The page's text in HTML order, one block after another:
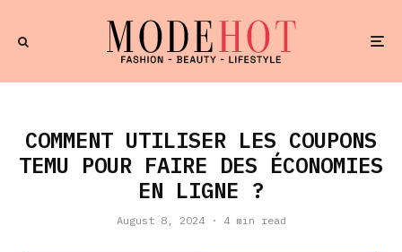
COMMENT UTILISER LES COUPONS
TEMU POUR FAIRE DES ÉCONOMIES
EN LIGNE ?
August 8, 2024 · 4 min read